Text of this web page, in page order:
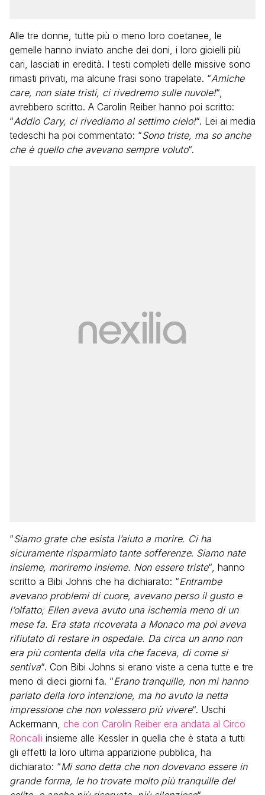
Alle tre donne, tutte più o meno loro coetanee, le
gemelle hanno inviato anche dei doni, i loro gioielli più
cari, lasciati in eredità. I testi completi delle missive sono
rimasti privati, ma alcune frasi sono trapelate. “Amiche
care, non siate tristi, ci rivedremo sulle nuvole!“,
avrebbero scritto. A Carolin Reiber hanno poi scritto:
“Addio Cary, ci rivediamo al settimo cielo!“. Lei ai media
tedeschi ha poi commentato: “Sono triste, ma so anche
che è quello che avevano sempre voluto“.
“Siamo grate che esista l’aiuto a morire. Ci ha
sicuramente risparmiato tante sofferenze. Siamo nate
insieme, moriremo insieme. Non essere triste“, hanno
scritto a Bibi Johns che ha dichiarato: “Entrambe
avevano problemi di cuore, avevano perso il gusto e
l’olfatto; Ellen aveva avuto una ischemia meno di un
mese fa. Era stata ricoverata a Monaco ma poi aveva
rifiutato di restare in ospedale. Da circa un anno non
era più contenta della vita che faceva, di come si
sentiva“. Con Bibi Johns si erano viste a cena tutte e tre
meno di dieci giorni fa. “Erano tranquille, non mi hanno
parlato della loro intenzione, ma ho avuto la netta
impressione che non volessero più vivere“. Uschi
Ackermann, che con Carolin Reiber era andata al Circo
Roncalli insieme alle Kessler in quella che è stata a tutti
gli effetti la loro ultima apparizione pubblica, ha
dichiarato: “Mi sono detta che non dovevano essere in
grande forma, le ho trovate molto più tranquille del